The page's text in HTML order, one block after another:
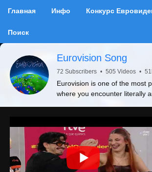
Главная Инфо Конкурс
Поиск
Eurovision Song
72 Subscribers • 505 Videos •
Eurovision is one of the most
where you encounter literally